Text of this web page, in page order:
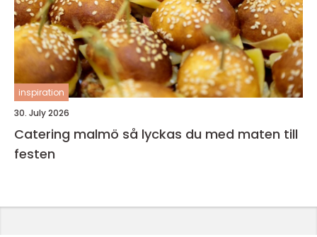
inspiration
30. July 2026
Catering malmö så lyckas du med maten till
festen